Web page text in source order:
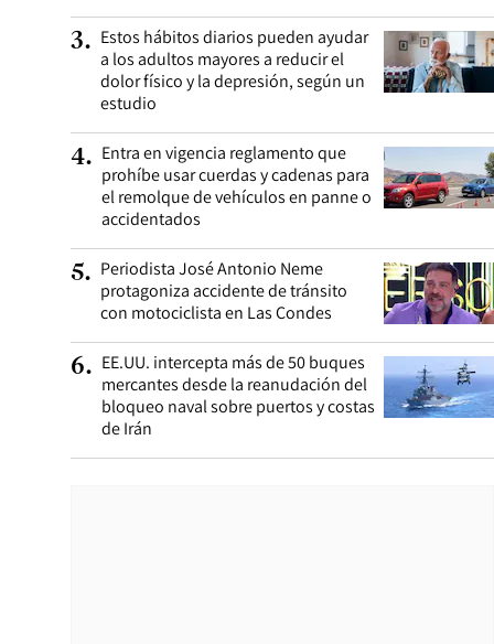
3. Estos hábitos diarios pueden ayudar
a los adultos mayores a reducir el
dolor físico y la depresión, según un
estudio
4. Entra en vigencia reglamento que
prohíbe usar cuerdas y cadenas para
el remolque de vehículos en panne o
accidentados
5. Periodista José Antonio Neme
protagoniza accidente de tránsito
con motociclista en Las Condes
6. EE.UU. intercepta más de 50 buques
mercantes desde la reanudación del
bloqueo naval sobre puertos y costas
de Irán